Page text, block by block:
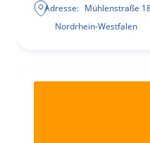
Adresse: Mühlenstraße
Nordrhein-Westfalen